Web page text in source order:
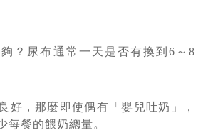
？尿布通常一天是否有換到6～8
好，那麼即使偶有「嬰兒吐奶」，
每餐的餵奶總量。